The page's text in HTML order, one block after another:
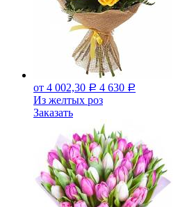
от 4 002,30 Р 4 630 Р
Из желтых роз
Заказать